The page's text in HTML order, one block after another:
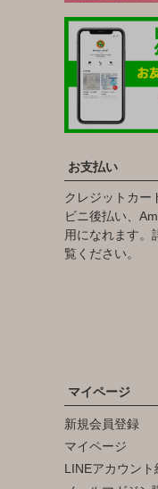
お支払い
クレジットカー
ビニ後払い、
用になれます。
覧ください。
マイページ
新規会員登録
マイページ
LINEアカウント